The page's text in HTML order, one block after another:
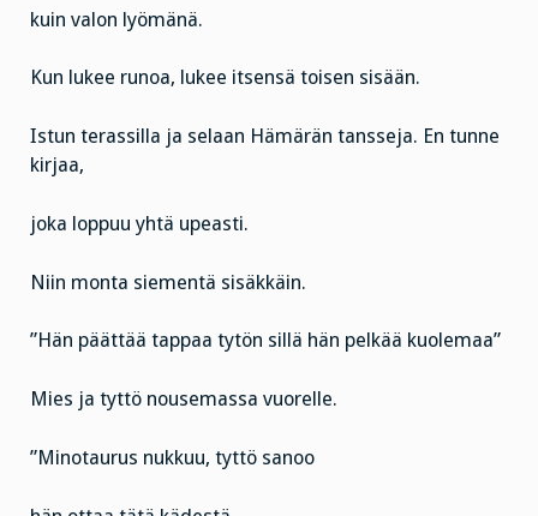
kuin valon lyömänä.
Kun lukee runoa, lukee itsensä toisen sisään.
Istun terassilla ja selaan Hämärän tansseja. En tunne
kirjaa,
joka loppuu yhtä upeasti.
Niin monta siementä sisäkkäin.
”Hän päättää tappaa tytön sillä hän pelkää kuolemaa”
Mies ja tyttö nousemassa vuorelle.
”Minotaurus nukkuu, tyttö sanoo